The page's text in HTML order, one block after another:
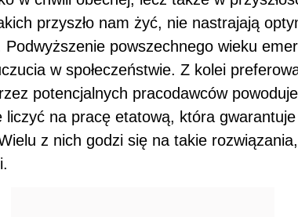
przyszło nam żyć, nie nastrajają
powszechnego wieku
w społeczeństwie. Z kolei
potencjalnych pracodawców
liczyć na pracę etatową, która
z nich godzi się na takie